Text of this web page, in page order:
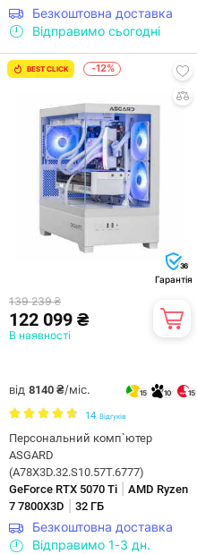
Безкоштовна доставка
Відправимо сьогодні
BEST CLICK -12%
36
Гарантія
139 239 ₴
122 099 ₴
В наявності
від 8140 ₴/міс. 15 10 15
14 Відгуків
Персональний комп`ютер
ASGARD
(A78X3D.32.S10.57T.6777)
GeForce RTX 5070 Ti
AMD Ryzen
7 7800X3D
32 ГБ
Безкоштовна доставка
Відправимо 1-3 дн.